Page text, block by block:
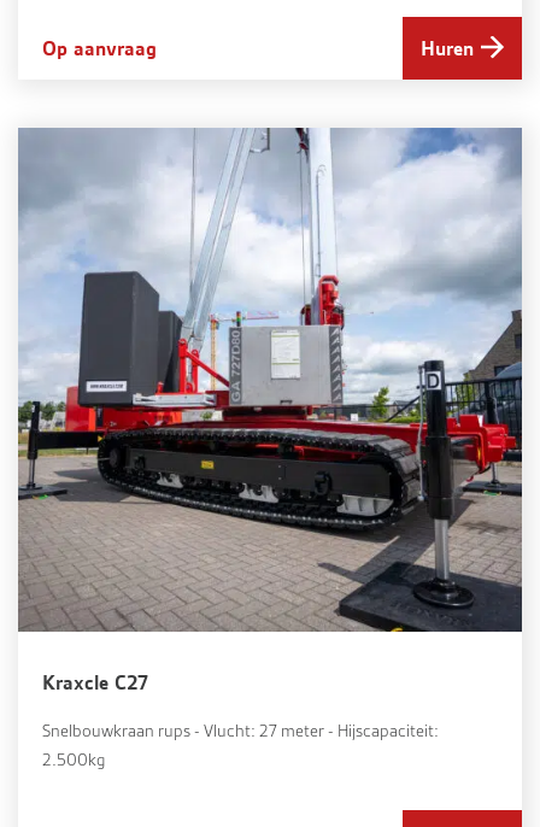
Op aanvraag Huren
Kraxcle C27
Snelbouwkraan rups - Vlucht: 27 meter - Hijscapaciteit:
2.500kg